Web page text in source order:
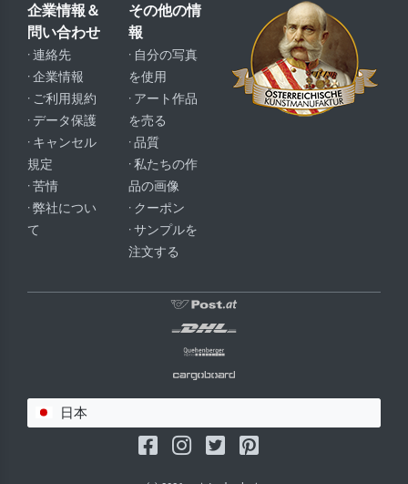
企業情報＆
問い合わせ
· 連絡先
· 企業情報
· ご利用規約
· データ保護
· キャンセル
規定
· 苦情
· 弊社につい
て
その他の情
報
· 自分の写真
を使用
· アート作品
を売る
· 品質
· 私たちの作
品の画像
· クーポン
· サンプルを
注文する
日本